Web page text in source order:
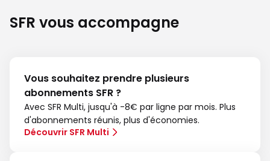
SFR vous accompagne
Vous souhaitez prendre plusieurs
abonnements SFR ?
Avec SFR Multi, jusqu'à -8€ par ligne par mois. Plus
d'abonnements réunis, plus d'économies.
Découvrir SFR Multi